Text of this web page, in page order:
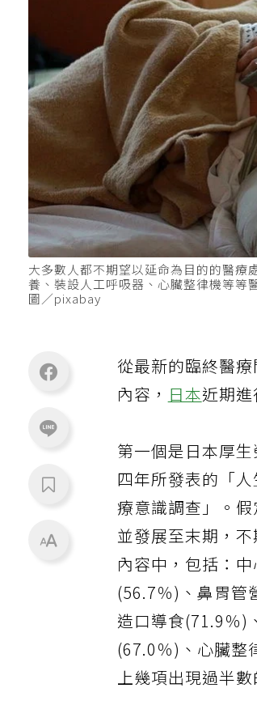
大多數人都不期望以延命為目的的醫
養、裝設人工呼吸器、心臟整律機等等
圖／pixabay
從最新的臨終醫
內容，日本近期
第一個是日本厚
四年所發表的「
療意識調查」。
並發展至末期，
內容中，包括：
(56.7％)、鼻胃管
造口導食(71.9％)
(67.0％)、心臟整
上幾項出現過半數